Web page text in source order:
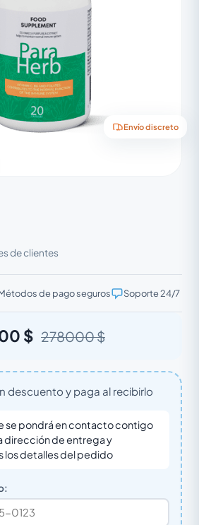
Envío discreto
de clientes
de pago seguros Soporte 24/7
$ 278000 $
descuento y paga al recibirlo
se pondrá en contacto contigo
dirección de entrega y
los detalles del pedido